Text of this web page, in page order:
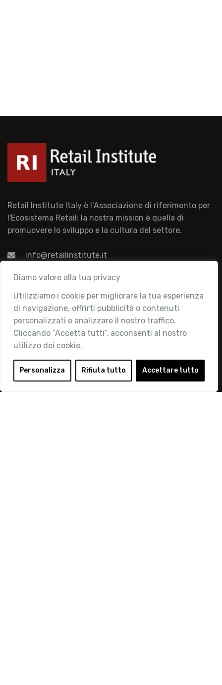
Diamo valore alla tua privacy
Utilizziamo i cookie per migliorare la tua esperienza
di navigazione, offrirti pubblicità o contenuti
personalizzati e analizzare il nostro traffico.
Cliccando “Accetta tutti”, acconsenti al nostro
utilizzo dei cookie.
Personalizza Rifiuta tutto Accettare tutto
Retail Institute Italy è l’Associazione di riferimento per
l'Ecosistema Retail: la nostra mission è quella di
promuovere lo sviluppo e la cultura del settore.
info@retailinstitute.it
Associazione
Chi siamo
Attività
Contatti
Area Riservata
Login
Diventa Socio